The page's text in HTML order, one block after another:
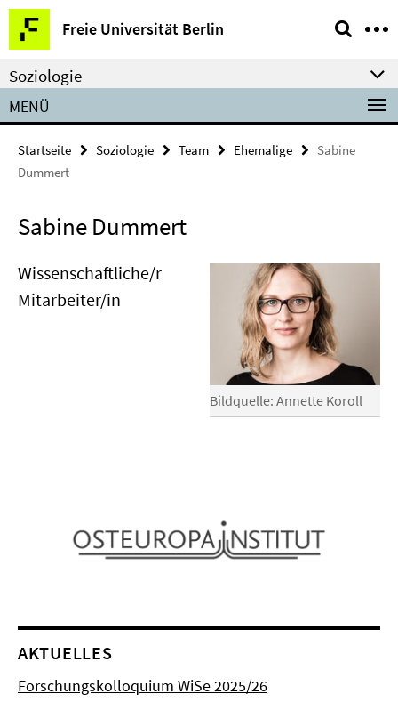
Springe
direkt
zu
Inhalt
Freie Universität Berlin
Service-
Navigation
Soziologie
MENÜ
Startseite Soziologie Team Ehemalige
Sabine
Dummert
Sabine Dummert
Bildquelle: Annette Koroll
Wissenschaftliche/r
Mitarbeiter/in
AKTUELLES
Forschungskolloquium WiSe 2025/26